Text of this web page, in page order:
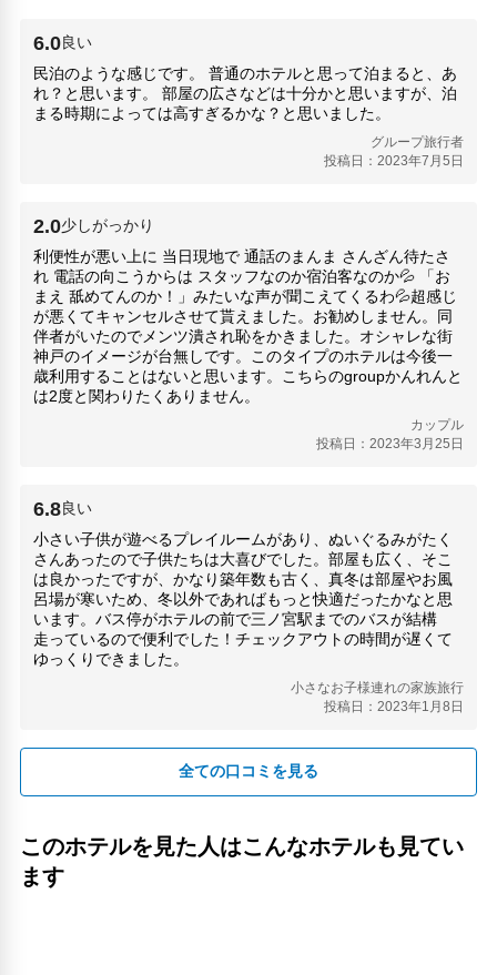
人気スポット
メリケンパーク(3.41km)
中華街（南京町）(2.85km)
神戸ポートタワー(3.43km)
神戸三宮センター街(2.15km)
神戸布引ハーブ園(1.19km)
神戸どうぶつ王国(6.27km)
神戸王子動物園(910m)
6.0良い
民泊のような感じです。 普通のホテルと思って泊まると、あ
れ？と思います。 部屋の広さなどは十分かと思いますが、泊
まる時期によっては高すぎるかな？と思いました。
グループ旅行者
投稿日：2023年7月5日
2.0少しがっかり
利便性が悪い上に 当日現地で 通話のまんま さんざん待たさ
れ 電話の向こうからは スタッフなのか宿泊客なのか💦 「お
まえ 舐めてんのか！」みたいな声が聞こえてくるわ💦‬超感じ
が悪くてキャンセルさせて貰えました。お勧めしません。同
伴者がいたのでメンツ潰され恥をかきました。オシャレな街
神戸のイメージが台無しです。このタイプのホテルは今後一
歳利用することはないと思います。こちらのgroupかんれんと
は2度と関わりたくありません。
カップル
投稿日：2023年3月25日
6.8良い
小さい子供が遊べるプレイルームがあり、ぬいぐるみがたく
さんあったので子供たちは大喜びでした。部屋も広く、そこ
は良かったですが、かなり築年数も古く、真冬は部屋やお風
呂場が寒いため、冬以外であればもっと快適だったかなと思
います。バス停がホテルの前で三ノ宮駅までのバスが結構
走っているので便利でした！チェックアウトの時間が遅くて
ゆっくりできました。
小さなお子様連れの家族旅行
投稿日：2023年1月8日
全ての口コミを見る
このホテルを見た人はこんなホテルも見てい
ます